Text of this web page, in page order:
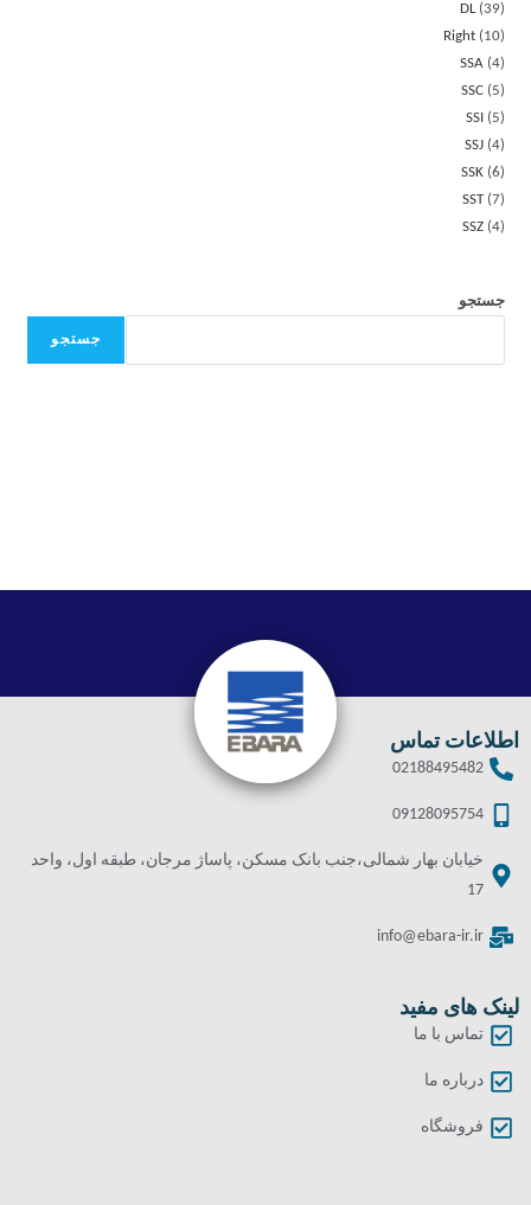
DL 39
Right
10
SSA 4
SSC
5
SSI
5
SSJ 4
SSK 6
SST 7
SSZ 4
جستجو
جستجو
اطلاعات تماس
02188495482
09128095754
خیابان بهار شمالی،جنب بانک مسکن، پاساژ مرجان، طبقه اول، واحد
17
info@ebara-ir.ir
لینک های مفید
تماس با ما
درباره ما
فروشگاه